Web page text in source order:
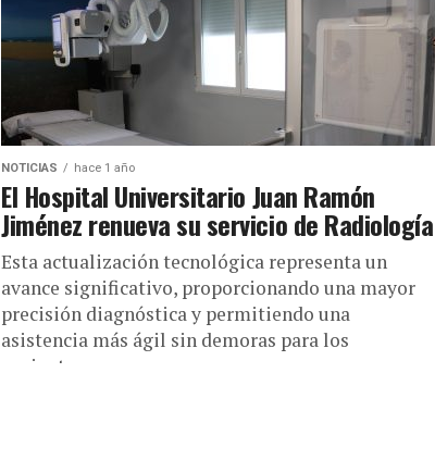
NOTICIAS hace 1 año
El Hospital Universitario Juan Ramón
Jiménez renueva su servicio de Radiología
Esta actualización tecnológica representa un
avance significativo, proporcionando una mayor
precisión diagnóstica y permitiendo una
asistencia más ágil sin demoras para los
pacientes.